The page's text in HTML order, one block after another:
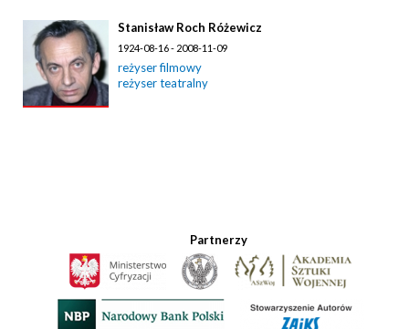
Stanisław Roch Różewicz
1924-08-16 - 2008-11-09
reżyser filmowy
reżyser teatralny
Partnerzy